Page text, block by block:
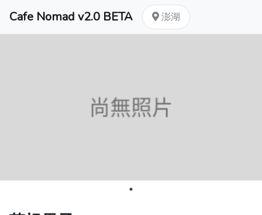
Cafe Nomad v2.0 BETA 澎湖